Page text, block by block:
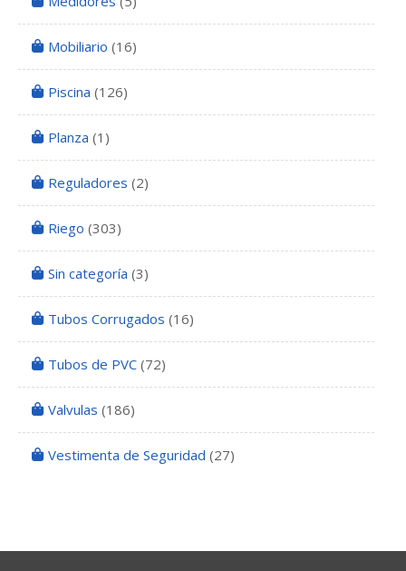
Mobiliario (16)
Piscina (126)
Planza (1)
Reguladores (2)
Riego (303)
Sin categoría (3)
Tubos Corrugados (16)
Tubos de PVC (72)
Valvulas (186)
Vestimenta de Seguridad (27)